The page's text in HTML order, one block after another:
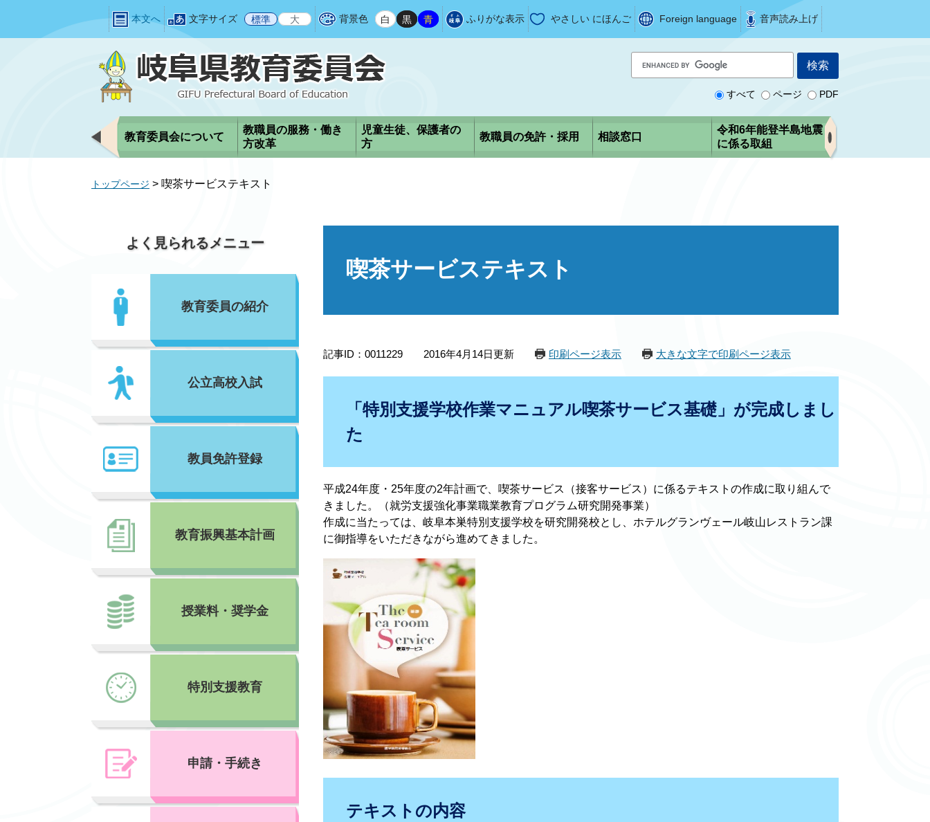
ジ
ュ
本
本文へ 文字サイズ 標準 大 背景色 白 黒 青 ふりがな表示 やさしい にほんご Foreign language 音声読み上げ
o
e
カ
検
すべて ページ PDF
教育委員会について
教職員の服務・働き
方改革
児童生徒、保護者の
方
教職員の免許・採用 相談窓口
令和6年能登半島地震
に係る取組
トップページ > 喫茶サービステキスト
喫茶サービステキスト
記事ID：0011229 2016年4月14日更新 印刷ページ表示 大きな文字で印刷ページ表示
「特別支援学校作業マニュアル喫茶サービス基礎」が完成しまし
た
平成24年度・25年度の2年計画で、喫茶サービス（接客サービス）に係るテキストの作成に取り組んで
きました。（就労支援強化事業職業教育プログラム研究開発事業）
作成に当たっては、岐阜本巣特別支援学校を研究開発校とし、ホテルグランヴェール岐山レストラン課
に御指導をいただきながら進めてきました。
テキストの内容
よく見られるメニュー
教育委員の紹介
公立高校入試
教員免許登録
教育振興基本計画
授業料・奨学金
特別支援教育
申請・手続き